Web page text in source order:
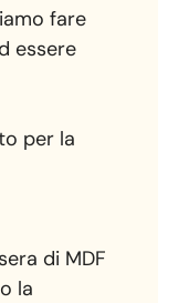
fare
essere
per la
di MDF
la